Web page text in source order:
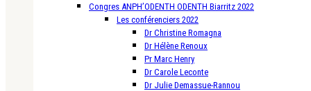
Congres ANPH’ODENTH ODENTH Biarritz 2022
Les conférenciers 2022
Dr Christine Romagna
Dr Hélène Renoux
Pr Marc Henry
Dr Carole Leconte
Dr Julie Demassue-Rannou